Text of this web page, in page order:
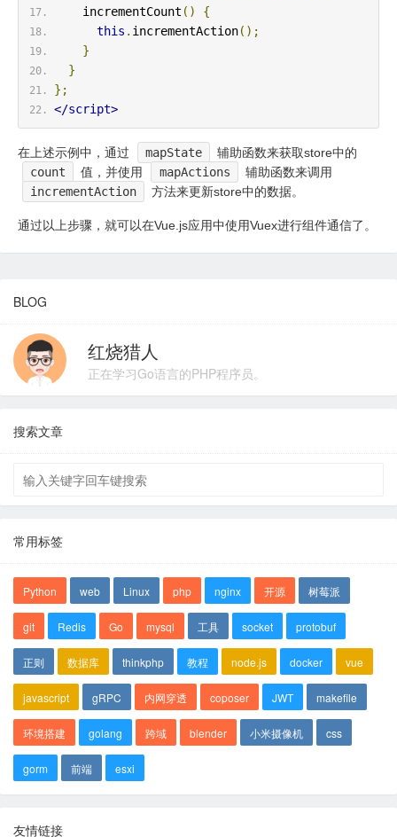
    incrementCount
()
{
this . incrementAction();
}
}
};
</script>
在上述示例中，通过 mapState
辅助函数来获取store中的
count
值，并使用 mapActions
辅助函数来调用
incrementAction
方法来更新store中的数据。
通过以上步骤，就可以在Vue.js应用中使用Vuex进行组件通信了。
BLOG
红烧猎人
正在学习Go语言的PHP程序员。
搜索文章
常用标签
Python web Linux php nginx 开源 树莓派
git Redis Go mysql 工具 socket protobuf
正则 数据库 thinkphp 教程 node.js docker vue
javascript gRPC 内网穿透 coposer JWT makefile
环境搭建 golang 跨域 blender 小米摄像机 css
gorm 前端 esxi
友情链接